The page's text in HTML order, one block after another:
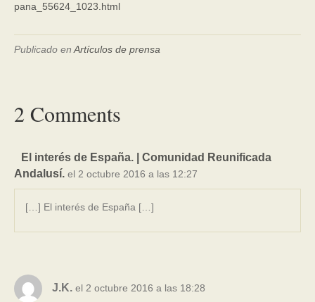
pana_55624_1023.html
Publicado en Artículos de prensa
2 Comments
El interés de España. | Comunidad Reunificada
Andalusí. el 2 octubre 2016 a las 12:27
[…] El interés de España […]
J.K. el 2 octubre 2016 a las 18:28